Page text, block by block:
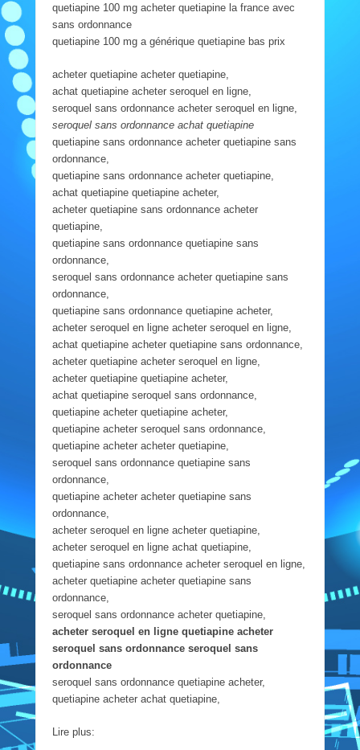
quetiapine 100 mg acheter quetiapine la france avec
sans ordonnance
quetiapine 100 mg a générique quetiapine bas prix
acheter quetiapine acheter quetiapine,
achat quetiapine acheter seroquel en ligne,
seroquel sans ordonnance acheter seroquel en ligne,
seroquel sans ordonnance achat quetiapine
quetiapine sans ordonnance acheter quetiapine sans
ordonnance,
quetiapine sans ordonnance acheter quetiapine,
achat quetiapine quetiapine acheter,
acheter quetiapine sans ordonnance acheter
quetiapine,
quetiapine sans ordonnance quetiapine sans
ordonnance,
seroquel sans ordonnance acheter quetiapine sans
ordonnance,
quetiapine sans ordonnance quetiapine acheter,
acheter seroquel en ligne acheter seroquel en ligne,
achat quetiapine acheter quetiapine sans ordonnance,
acheter quetiapine acheter seroquel en ligne,
acheter quetiapine quetiapine acheter,
achat quetiapine seroquel sans ordonnance,
quetiapine acheter quetiapine acheter,
quetiapine acheter seroquel sans ordonnance,
quetiapine acheter acheter quetiapine,
seroquel sans ordonnance quetiapine sans
ordonnance,
quetiapine acheter acheter quetiapine sans
ordonnance,
acheter seroquel en ligne acheter quetiapine,
acheter seroquel en ligne achat quetiapine,
quetiapine sans ordonnance acheter seroquel en ligne,
acheter quetiapine acheter quetiapine sans
ordonnance,
seroquel sans ordonnance acheter quetiapine,
acheter seroquel en ligne quetiapine acheter
seroquel sans ordonnance seroquel sans
ordonnance
seroquel sans ordonnance quetiapine acheter,
quetiapine acheter achat quetiapine,
Lire plus: